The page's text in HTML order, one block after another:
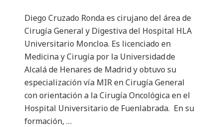
Diego Cruzado Ronda es cirujano del área de
Cirugía General y Digestiva del Hospital HLA
Universitario Moncloa. Es licenciado en
Medicina y Cirugía por la Universidad de
Alcalá de Henares de Madrid y obtuvo su
especialización vía MIR en Cirugía General
con orientación a la Cirugía Oncológica en el
Hospital Universitario de Fuenlabrada. En su
formación, …